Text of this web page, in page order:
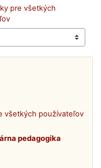
pre všetkých
všetkých používateľov
pedagogika